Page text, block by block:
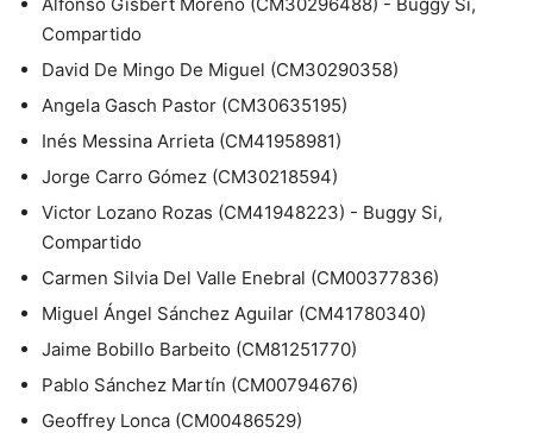
Compartido
David De Mingo De Miguel (CM30290358)
Angela Gasch Pastor (CM30635195)
Inés Messina Arrieta (CM41958981)
Jorge Carro Gómez (CM30218594)
Victor Lozano Rozas (CM41948223) - Buggy Si,
Compartido
Carmen Silvia Del Valle Enebral (CM00377836)
Miguel Ángel Sánchez Aguilar (CM41780340)
Jaime Bobillo Barbeito (CM81251770)
Pablo Sánchez Martín (CM00794676)
Geoffrey Lonca (CM00486529)